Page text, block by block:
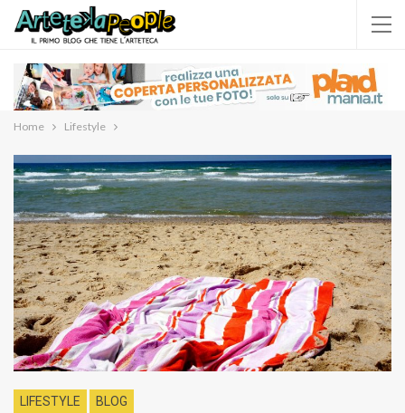
Home Lifestyle
LIFESTYLE BLOG